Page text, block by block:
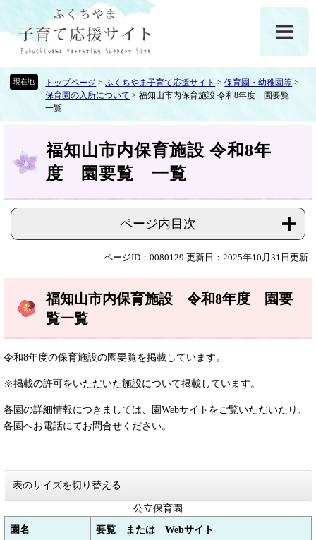
先
を
トップページ >ふくちやま子育て応援サイト >保育園・幼稚園等 >
保育園の入所について >福知山市内保育施設 令和8年度 園要覧
一覧
福知山市内保育施設 令和8年
度 園要覧 一覧
ページ内目次
ページID：0080129 更新日：2025年10月31日更新
福知山市内保育施設 令和8年度 園要
覧一覧
令和8年度の保育施設の園要覧を掲載しています。
※掲載の許可をいただいた施設について掲載しています。
各園の詳細情報につきましては、園Webサイトをご覧いただいたり、
各園へお電話にてお問合せください。
表のサイズを切り替える
公立保育園
園名
要覧 または Webサイト